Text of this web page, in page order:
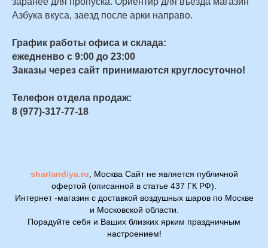
Азбука вкуса, заезд после арки направо.
График работы офиса и склада:
ежедненво с 9:00 до 23:00
Заказы через сайт принимаются круглосуточно!
Телефон отдела продаж:
8 (977)-317-77-18
sharlandiya.ru , Москва Сайт не является публичной
офертой (описанной в статье 437 ГК РФ).
Интернет -магазин с доставкой воздушных шаров по Москве
и Московской области.
Порадуйте себя и Ваших близких ярким праздничным
настроением!